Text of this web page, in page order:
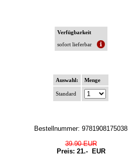
Verfügbarkeit
sofort lieferbar
Auswahl: Menge
Standard
Bestellnummer: 9781908175038
39.90 EUR
Preis: 21.- EUR